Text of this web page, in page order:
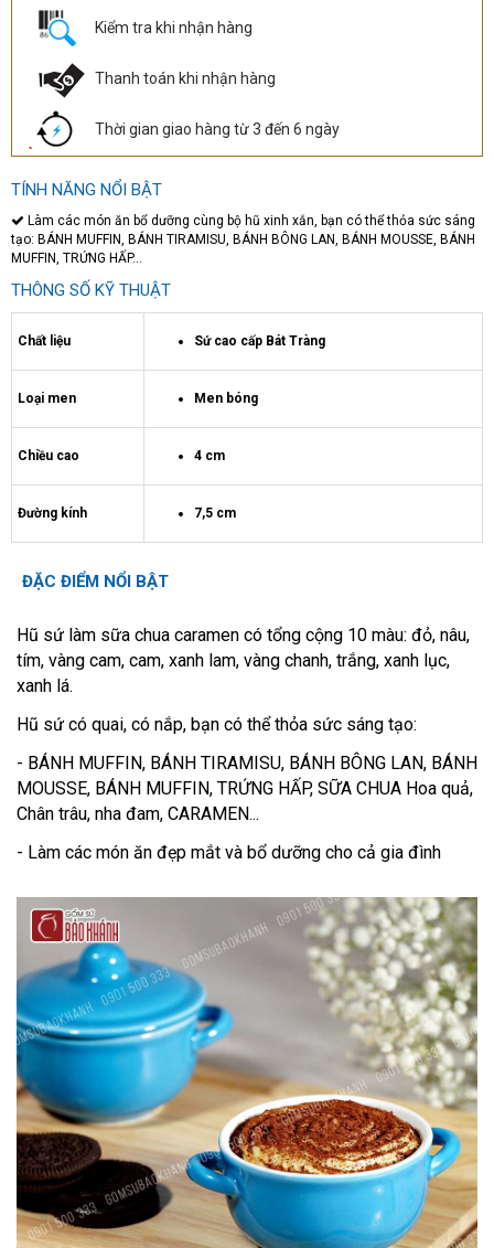
Kiểm tra khi nhận hàng
Thanh toán khi nhận hàng
Thời gian giao hàng từ 3 đến 6 ngày
TÍNH NĂNG NỔI BẬT
Làm các món ăn bổ dưỡng cùng bộ hũ xinh xắn, bạn có thể thỏa sức sáng
tạo: BÁNH MUFFIN, BÁNH TIRAMISU, BÁNH BÔNG LAN, BÁNH MOUSSE, BÁNH
MUFFIN, TRỨNG HẤP...
THÔNG SỐ KỸ THUẬT
Chất liệu Sứ cao cấp Bát Tràng
Loại men Men bóng
Chiều cao 4 cm
Đường kính 7,5 cm
ĐẶC ĐIỂM NỔI BẬT
Hũ sứ làm sữa chua caramen có tổng cộng 10 màu: đỏ, nâu,
tím, vàng cam, cam, xanh lam, vàng chanh, trắng, xanh lục,
xanh lá.
Hũ sứ có quai, có nắp, bạn có thể thỏa sức sáng tạo:
- BÁNH MUFFIN, BÁNH TIRAMISU, BÁNH BÔNG LAN, BÁNH
MOUSSE, BÁNH MUFFIN, TRỨNG HẤP, SỮA CHUA Hoa quả,
Chân trâu, nha đam, CARAMEN...
- Làm các món ăn đẹp mắt và bổ dưỡng cho cả gia đình